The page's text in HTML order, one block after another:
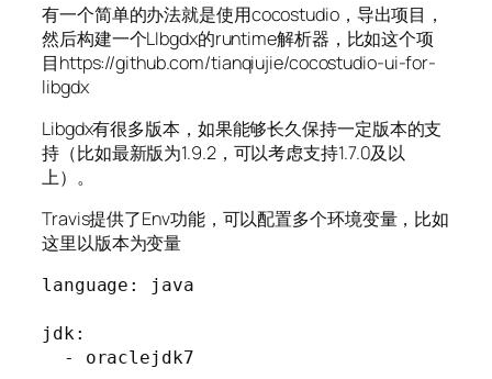
有一个简单的办法就是使用cocostudio，导出项目，
然后构建一个LIbgdx的runtime解析器，比如这个项
目https://github.com/tianqiujie/cocostudio-ui-for-
libgdx
Libgdx有很多版本，如果能够长久保持一定版本的支
持（比如最新版为1.9.2，可以考虑支持1.7.0及以
上）。
Travis提供了Env功能，可以配置多个环境变量，比如
这里以版本为变量
language: java
jdk:
  - oraclejdk7